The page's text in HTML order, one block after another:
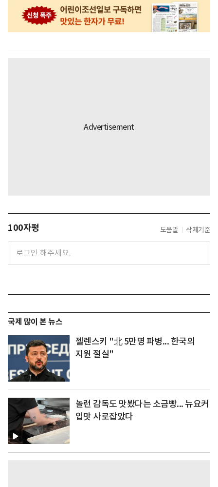
100자평 도움말 삭제기준
국제 많이 본 뉴스
젤렌스키 "北 5만명 파병... 한국의
지원 절실"
놀런 감독도 맛봤다는 소금빵... 뉴요커
입맛 사로잡았다